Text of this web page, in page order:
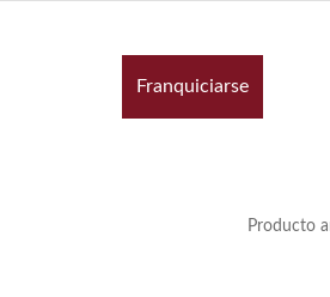
Franquiciarse
Producto